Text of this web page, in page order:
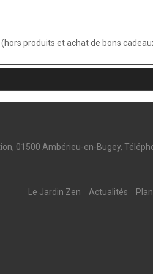
(hors produits et achat de bons
01500 Ambérieu-en-Bugey,
Le Jardin Zen Actualités